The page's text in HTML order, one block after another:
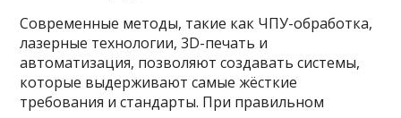
Современные методы, такие как ЧПУ-обработка,
лазерные технологии, 3D-печать и
автоматизация, позволяют создавать системы,
которые выдерживают самые жёсткие
требования и стандарты. При правильном